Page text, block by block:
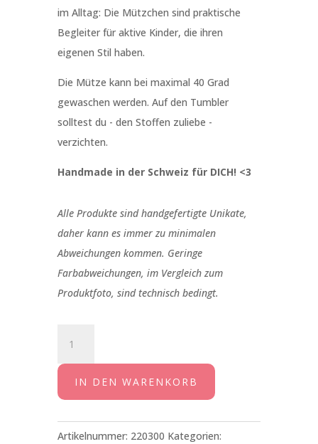
im Alltag: Die Mützchen sind praktische
Begleiter für aktive Kinder, die ihren
eigenen Stil haben.
Die Mütze kann bei maximal 40 Grad
gewaschen werden. Auf den Tumbler
solltest du - den Stoffen zuliebe -
verzichten.
Handmade in der Schweiz für DICH! <3
Alle Produkte sind handgefertigte Unikate,
daher kann es immer zu minimalen
Abweichungen kommen. Geringe
Farbabweichungen, im Vergleich zum
Produktfoto, sind technisch bedingt.
Streifen
Braun
Gr
IN DEN WARENKORB
Artikelnummer: 220300 Kategorien: